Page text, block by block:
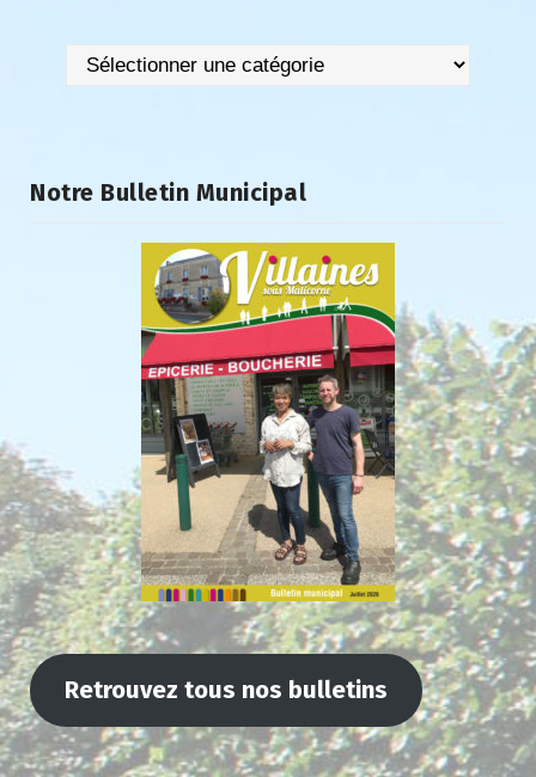
Catégories
Notre Bulletin Municipal
Retrouvez tous nos bulletins